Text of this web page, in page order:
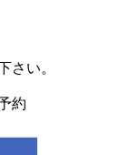
さい。
約